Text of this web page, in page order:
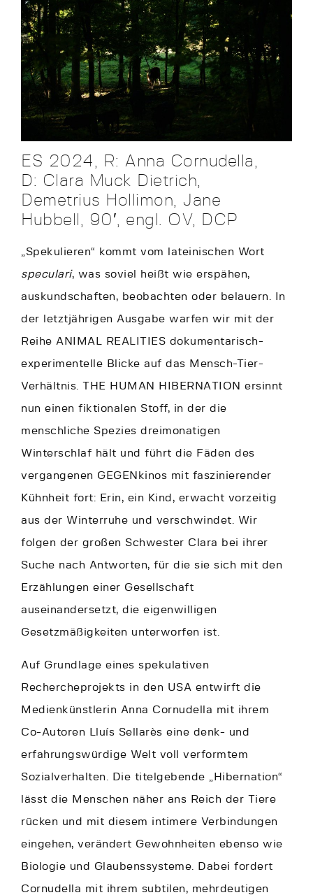
ES 2024, R: Anna Cornudella,
D: Clara Muck Dietrich,
Demetrius Hollimon, Jane
Hubbell, 90′, engl. OV, DCP
„Spekulieren“ kommt vom lateinischen Wort
speculari, was soviel heißt wie erspähen,
auskundschaften, beobachten oder belauern. In
der letztjährigen Ausgabe warfen wir mit der
Reihe ANIMAL REALITIES dokumentarisch-
experimentelle Blicke auf das Mensch-Tier-
Verhältnis. THE HUMAN HIBERNATION ersinnt
nun einen fiktionalen Stoff, in der die
menschliche Spezies dreimonatigen
Winterschlaf hält und führt die Fäden des
vergangenen GEGENkinos mit faszinierender
Kühnheit fort: Erin, ein Kind, erwacht vorzeitig
aus der Winterruhe und verschwindet. Wir
folgen der großen Schwester Clara bei ihrer
Suche nach Antworten, für die sie sich mit den
Erzählungen einer Gesellschaft
auseinandersetzt, die eigenwilligen
Gesetzmäßigkeiten unterworfen ist.
Auf Grundlage eines spekulativen
Rechercheprojekts in den USA entwirft die
Medienkünstlerin Anna Cornudella mit ihrem
Co-Autoren Lluís Sellarès eine denk- und
erfahrungswürdige Welt voll verformtem
Sozialverhalten. Die titelgebende „Hibernation“
lässt die Menschen näher ans Reich der Tiere
rücken und mit diesem intimere Verbindungen
eingehen, verändert Gewohnheiten ebenso wie
Biologie und Glaubenssysteme. Dabei fordert
Cornudella mit ihrem subtilen, mehrdeutigen